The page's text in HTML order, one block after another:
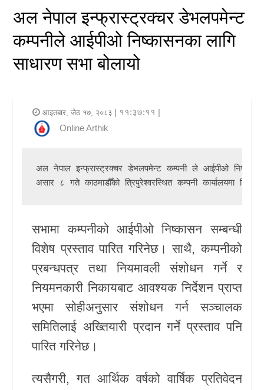
पूँजीबजार
अटो
कला
राजनीति
सूचना
प्रविधि
शिक्षा
स्वास्थ्य
खेलकुद
Unicode
अल नेपाल इन्फ्रास्ट्रक्चर डेभलपमेन्ट
कम्पनीले आईपीओ निष्कासनका लागि
साधारण सभा बोलायो
आइतबार, जेठ १७, २०८३ | ११:३७:११ |
Online Arthik
अल नेपाल इन्फ्रास्ट्रक्चर डेभलपमेन्ट कम्पनी ले आईपीओ
असार ८ गते काठमाडौँको त्रिपुरेश्वरस्थित कम्पनी कार्यालयमा
सभामा कम्पनीको आईपीओ निष्कासन सम्बन्धी
विशेष प्रस्ताव पारित गरिनेछ। साथै, कम्पनीको
प्रबन्धपत्र तथा नियमावली संशोधन गर्ने र
नियमनकारी निकायबाट आवश्यक निर्देशन प्राप्त
भएमा सोहीअनुसार संशोधन गर्न सञ्चालक
समितिलाई अख्तियारी प्रदान गर्ने प्रस्ताव पनि
पारित गरिनेछ।
त्यसैगरी, गत आर्थिक वर्षको वार्षिक प्रतिवेदन